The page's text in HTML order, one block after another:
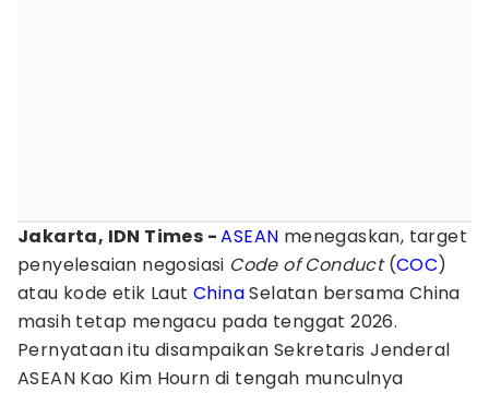
Jakarta, IDN Times -ASEAN menegaskan, target
penyelesaian negosiasi Code of Conduct(COC)
atau kode etik Laut ChinaSelatan bersama China
masih tetap mengacu pada tenggat 2026.
Pernyataan itu disampaikan Sekretaris Jenderal
ASEAN Kao Kim Hourn di tengah munculnya